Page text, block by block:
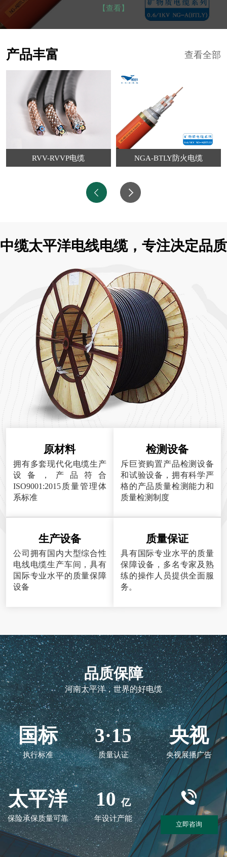
【查看】
查看全部
产品丰富
RVV-RVVP电缆 NGA-BTLY防火电缆
中缆太平洋电线电缆，专注决定品质
原材料
拥有多套现代化电缆生产
设备，产品符合
ISO9001:2015质量管理体
系标准
检测设备
斥巨资购置产品检测设备
和试验设备，拥有科学严
格的产品质量检测能力和
质量检测制度
生产设备
公司拥有国内大型综合性
电线电缆生产车间，具有
国际专业水平的质量保障
设备
质量保证
具有国际专业水平的质量
保障设备，多名专家及熟
练的操作人员提供全面服
务。
品质保障
河南太平洋，世界的好电缆
国标
执行标准
3·15
质量认证
央视
央视展播广告
太平洋
保险承保质量可靠
10 亿
年设计产能
立即咨询